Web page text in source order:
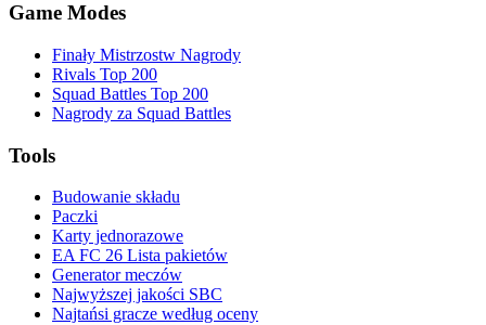
Game Modes
Finały Mistrzostw Nagrody
Rivals Top 200
Squad Battles Top 200
Nagrody za Squad Battles
Tools
Budowanie składu
Paczki
Karty jednorazowe
EA FC 26 Lista pakietów
Generator meczów
Najwyższej jakości SBC
Najtańsi gracze według oceny